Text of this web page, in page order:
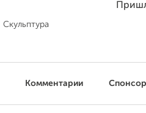
Скульптура
Комментарии